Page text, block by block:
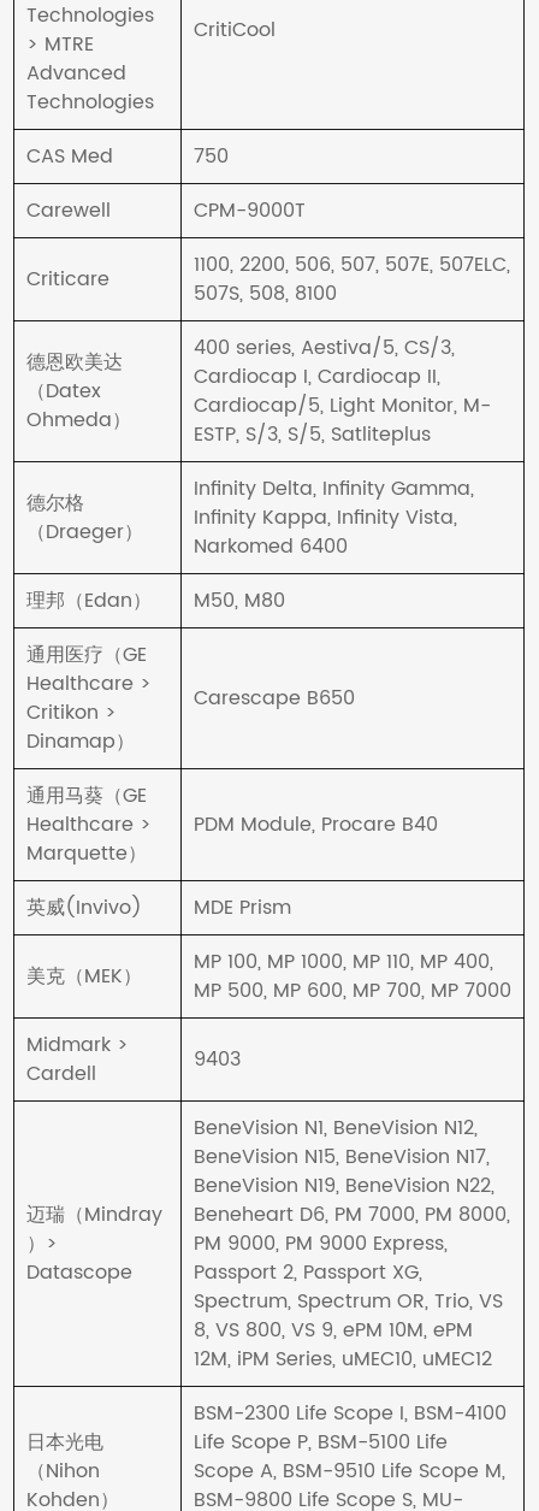
Technologies
> MTRE
Advanced
Technologies
CritiCool
CAS Med
750
Carewell
CPM-9000T
Criticare
1100, 2200, 506, 507, 507E, 507ELC,
507S, 508, 8100
德恩欧美达
（Datex
Ohmeda）
400 series, Aestiva/5, CS/3,
Cardiocap I, Cardiocap II,
Cardiocap/5, Light Monitor, M-
ESTP, S/3, S/5, Satliteplus
德尔格
（Draeger）
Infinity Delta, Infinity Gamma,
Infinity Kappa, Infinity Vista,
Narkomed 6400
理邦（Edan）
M50, M80
通用医疗（GE
Healthcare >
Critikon >
Dinamap）
Carescape B650
通用马葵（GE
Healthcare >
Marquette）
PDM Module, Procare B40
英威(Invivo) MDE Prism
美克（MEK）
MP 100, MP 1000, MP 110, MP 400,
MP 500, MP 600, MP 700, MP 7000
Midmark >
Cardell
9403
迈瑞（Mindray
）>
Datascope
BeneVision N1, BeneVision N12,
BeneVision N15, BeneVision N17,
BeneVision N19, BeneVision N22,
Beneheart D6, PM 7000, PM 8000,
PM 9000, PM 9000 Express,
Passport 2, Passport XG,
Spectrum, Spectrum OR, Trio, VS
8, VS 800, VS 9, ePM 10M, ePM
12M, iPM Series, uMEC10, uMEC12
日本光电
（Nihon
Kohden）
BSM-2300 Life Scope I, BSM-4100
Life Scope P, BSM-5100 Life
Scope A, BSM-9510 Life Scope M,
BSM-9800 Life Scope S, MU-